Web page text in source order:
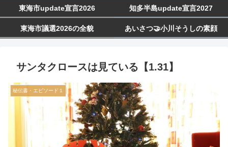
東海市update宣言2026 知多半島update宣言2027
東海市議選2026の全貌 あいさつ🤝小川そうしの素顔
サンタクロースは見ている【1.31】
秘伝書・エピソード１